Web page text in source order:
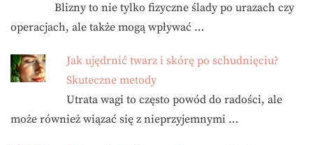
Blizny to nie tylko fizyczne ślady po urazach czy
operacjach, ale także mogą wpływać …
Jak ujędrnić twarz i skórę po schudnięciu?
Skuteczne metody
Utrata wagi to często powód do radości, ale
może również wiązać się z nieprzyjemnymi …